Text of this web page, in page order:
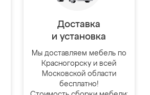
Доставка
и установка
Мы доставляем мебель по
Красногорску и всей
Московской области
бесплатно!